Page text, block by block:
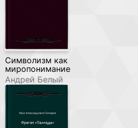
Символизм как
миропонимание
Андрей Белый